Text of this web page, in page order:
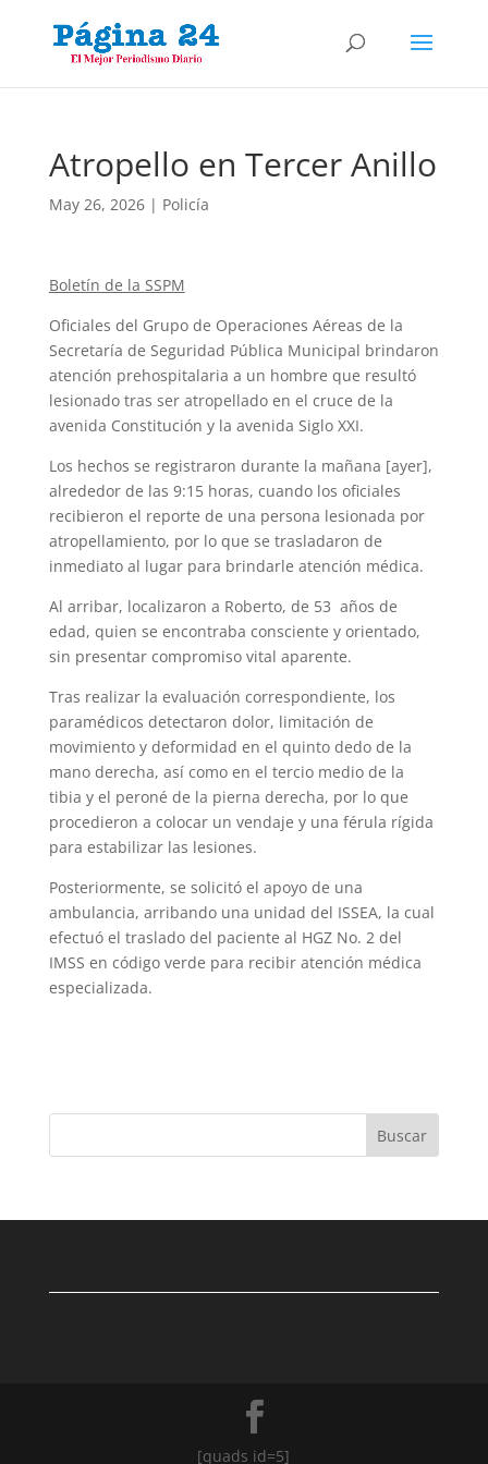
Atropello en Tercer Anillo
May 26, 2026| Policía
Boletín de la SSPM
Oficiales del Grupo de Operaciones Aéreas de la
Secretaría de Seguridad Pública Municipal brindaron
atención prehospitalaria a un hombre que resultó
lesionado tras ser atropellado en el cruce de la
avenida Constitución y la avenida Siglo XXI.
Los hechos se registraron durante la mañana [ayer],
alrededor de las 9:15 horas, cuando los oficiales
recibieron el reporte de una persona lesionada por
atropellamiento, por lo que se trasladaron de
inmediato al lugar para brindarle atención médica.
Al arribar, localizaron a Roberto, de 53 años de
edad, quien se encontraba consciente y orientado,
sin presentar compromiso vital aparente.
Tras realizar la evaluación correspondiente, los
paramédicos detectaron dolor, limitación de
movimiento y deformidad en el quinto dedo de la
mano derecha, así como en el tercio medio de la
tibia y el peroné de la pierna derecha, por lo que
procedieron a colocar un vendaje y una férula rígida
para estabilizar las lesiones.
Posteriormente, se solicitó el apoyo de una
ambulancia, arribando una unidad del ISSEA, la cual
efectuó el traslado del paciente al HGZ No. 2 del
IMSS en código verde para recibir atención médica
especializada.
Buscar
[quads id=5]